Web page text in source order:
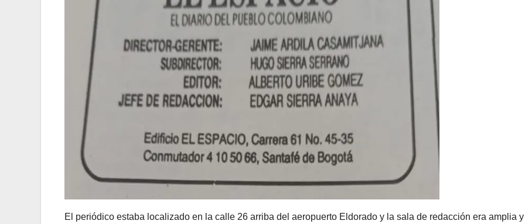
El periódico estaba localizado en la calle 26 arriba del aeropuerto Eldorado y la sala de redacción era amplia y